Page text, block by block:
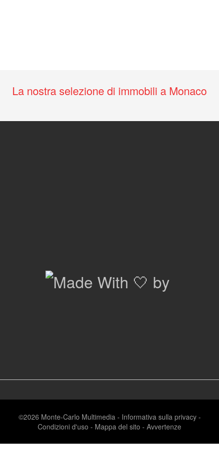
La nostra selezione di immobili a Monaco
©2026 Monte-Carlo Multimedia - Informativa sulla privacy-
Condizioni d'uso - Mappa del sito - Avvertenze